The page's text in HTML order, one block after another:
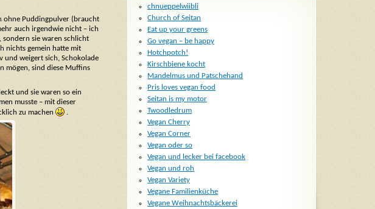
ohne Puddingpulver (braucht
auch irgendwie nicht – ich
sondern sie waren schlicht
nichts gemein hatte mit
und weigert sich, Schokolade
mögen, sind diese Muffins
und sie waren so ein
musste – mit dieser
zu machen
.
chnueppelwiibli
Church of Seitan
Eat up your greens
Go vegan – be happy
Hotchpotch!
Kirschbiene kocht
Mandelmus und Patschehand
Pris loves vegan food
Seitan is my motor
Twoodledrum
Vegan Cherry
Vegan Corner
Vegan oder so
Vegan und lecker bei facebook
Vegan und roh
Vegan Variety
Vegane Familienküche
Vegane Weihnachtsbäckerei